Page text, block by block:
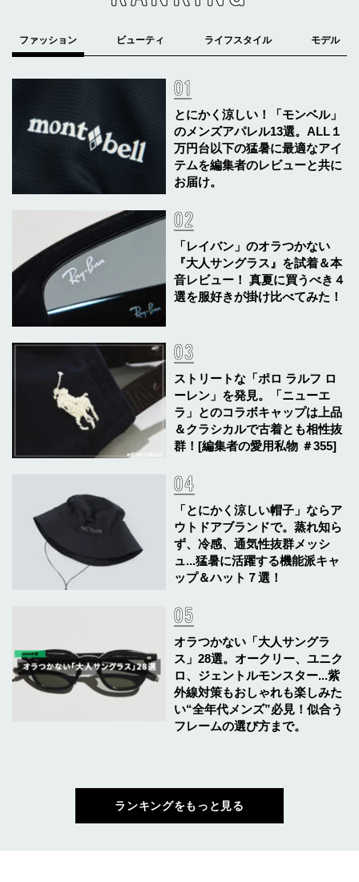
とにかく涼しい！「モンベル」
のメンズアパレル13選。ALL１
万円台以下の猛暑に最適なアイ
テムを編集者のレビューと共に
お届け。
「レイバン」のオラつかない
『大人サングラス』を試着＆本
音レビュー！ 真夏に買うべき４
選を服好きが掛け比べてみた！
ストリートな「ポロ ラルフ ロ
ーレン」を発見。「ニューエ
ラ」とのコラボキャップは上品
＆クラシカルで古着とも相性抜
群！[編集者の愛用私物 ＃355]
「とにかく涼しい帽子」ならア
ウトドアブランドで。蒸れ知ら
ず、冷感、通気性抜群メッシ
ュ...猛暑に活躍する機能派キャ
ップ＆ハット７選！
オラつかない「大人サングラ
ス」28選。オークリー、ユニク
ロ、ジェントルモンスター...紫
外線対策もおしゃれも楽しみた
い“全年代メンズ”必見！似合う
フレームの選び方まで。
ランキングをもっと見る